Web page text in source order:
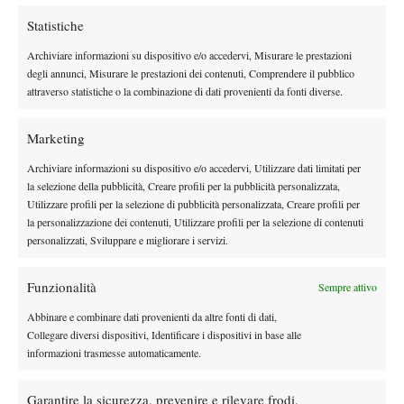
Statistiche
Archiviare informazioni su dispositivo e/o accedervi, Misurare le prestazioni
degli annunci, Misurare le prestazioni dei contenuti, Comprendere il pubblico
attraverso statistiche o la combinazione di dati provenienti da fonti diverse.
Marketing
Archiviare informazioni su dispositivo e/o accedervi, Utilizzare dati limitati per
la selezione della pubblicità, Creare profili per la pubblicità personalizzata,
Utilizzare profili per la selezione di pubblicità personalizzata, Creare profili per
la personalizzazione dei contenuti, Utilizzare profili per la selezione di contenuti
personalizzati, Sviluppare e migliorare i servizi.
Funzionalità Sempre attivo
Abbinare e combinare dati provenienti da altre fonti di dati,
Collegare diversi dispositivi, Identificare i dispositivi in base alle
informazioni trasmesse automaticamente.
Garantire la sicurezza, prevenire e rilevare frodi,
Bergs (3) bye
Baez (6) vs Carballes Baena
Carreno Busta vs Comesana
Munar (2) vs bye
Swiatek seconda per percentuale di vittorie
nei 1000: davanti a lei solo Serena Williams